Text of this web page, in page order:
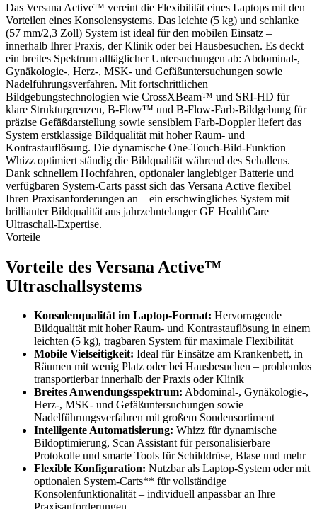
Das Versana Active™ vereint die Flexibilität eines Laptops mit den
Vorteilen eines Konsolensystems. Das leichte (5 kg) und schlanke
(57 mm/2,3 Zoll) System ist ideal für den mobilen Einsatz –
innerhalb Ihrer Praxis, der Klinik oder bei Hausbesuchen. Es deckt
ein breites Spektrum alltäglicher Untersuchungen ab: Abdominal-,
Gynäkologie-, Herz-, MSK- und Gefäßuntersuchungen sowie
Nadelführungsverfahren. Mit fortschrittlichen
Bildgebungstechnologien wie CrossXBeam™ und SRI-HD für
klare Strukturgrenzen, B-Flow™ und B-Flow-Farb-Bildgebung für
präzise Gefäßdarstellung sowie sensiblem Farb-Doppler liefert das
System erstklassige Bildqualität mit hoher Raum- und
Kontrastauflösung. Die dynamische One-Touch-Bild-Funktion
Whizz optimiert ständig die Bildqualität während des Schallens.
Dank schnellem Hochfahren, optionaler langlebiger Batterie und
verfügbaren System-Carts passt sich das Versana Active flexibel
Ihren Praxisanforderungen an – ein erschwingliches System mit
brillianter Bildqualität aus jahrzehntelanger GE HealthCare
Ultraschall-Expertise.
Vorteile
Vorteile des Versana Active™
Ultraschallsystems
Konsolenqualität im Laptop-Format: Hervorragende
Bildqualität mit hoher Raum- und Kontrastauflösung in einem
leichten (5 kg), tragbaren System für maximale Flexibilität
Mobile Vielseitigkeit: Ideal für Einsätze am Krankenbett, in
Räumen mit wenig Platz oder bei Hausbesuchen – problemlos
transportierbar innerhalb der Praxis oder Klinik
Breites Anwendungsspektrum: Abdominal-, Gynäkologie-,
Herz-, MSK- und Gefäßuntersuchungen sowie
Nadelführungsverfahren mit großem Sondensortiment
Intelligente Automatisierung: Whizz für dynamische
Bildoptimierung, Scan Assistant für personalisierbare
Protokolle und smarte Tools für Schilddrüse, Blase und mehr
Flexible Konfiguration: Nutzbar als Laptop-System oder mit
optionalen System-Carts** für vollständige
Konsolenfunktionalität – individuell anpassbar an Ihre